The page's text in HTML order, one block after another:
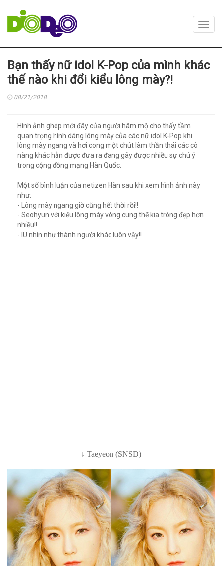
Bạn thấy nữ idol K-Pop của mình khác
thế nào khi đổi kiểu lông mày?!
08/21/2018
Hình ảnh ghép mới đây của người hâm mộ cho thấy tầm
quan trọng hình dáng lông mày của các nữ idol K-Pop khi
lông mày ngang và hơi cong một chút làm thần thái các cô
nàng khác hẳn được đưa ra đang gây được nhiều sự chú ý
trong cộng đồng mạng Hàn Quốc.
Một số bình luận của netizen Hàn sau khi xem hình ảnh này
như:
- Lông mày ngang giờ cũng hết thời rồi!!
- Seohyun với kiểu lông mày vòng cung thế kia trông đẹp hơn
nhiều!!
- IU nhìn như thành người khác luôn vậy!!
↓ Taeyeon (SNSD)